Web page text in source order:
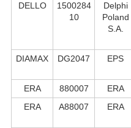
DELLO
1500284
10
Delphi
Poland
S.А.
DIAMAX DG2047 EPS
ERA
880007 ERA
ERA
A88007 ERA